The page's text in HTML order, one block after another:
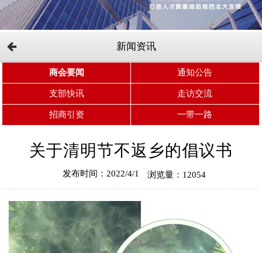
新闻资讯
商会要闻 通知公告
支部快讯 走访交流
招商引资 一带一路
关于清明节不返乡的倡议书
发布时间：2022/4/1 浏览量：12054